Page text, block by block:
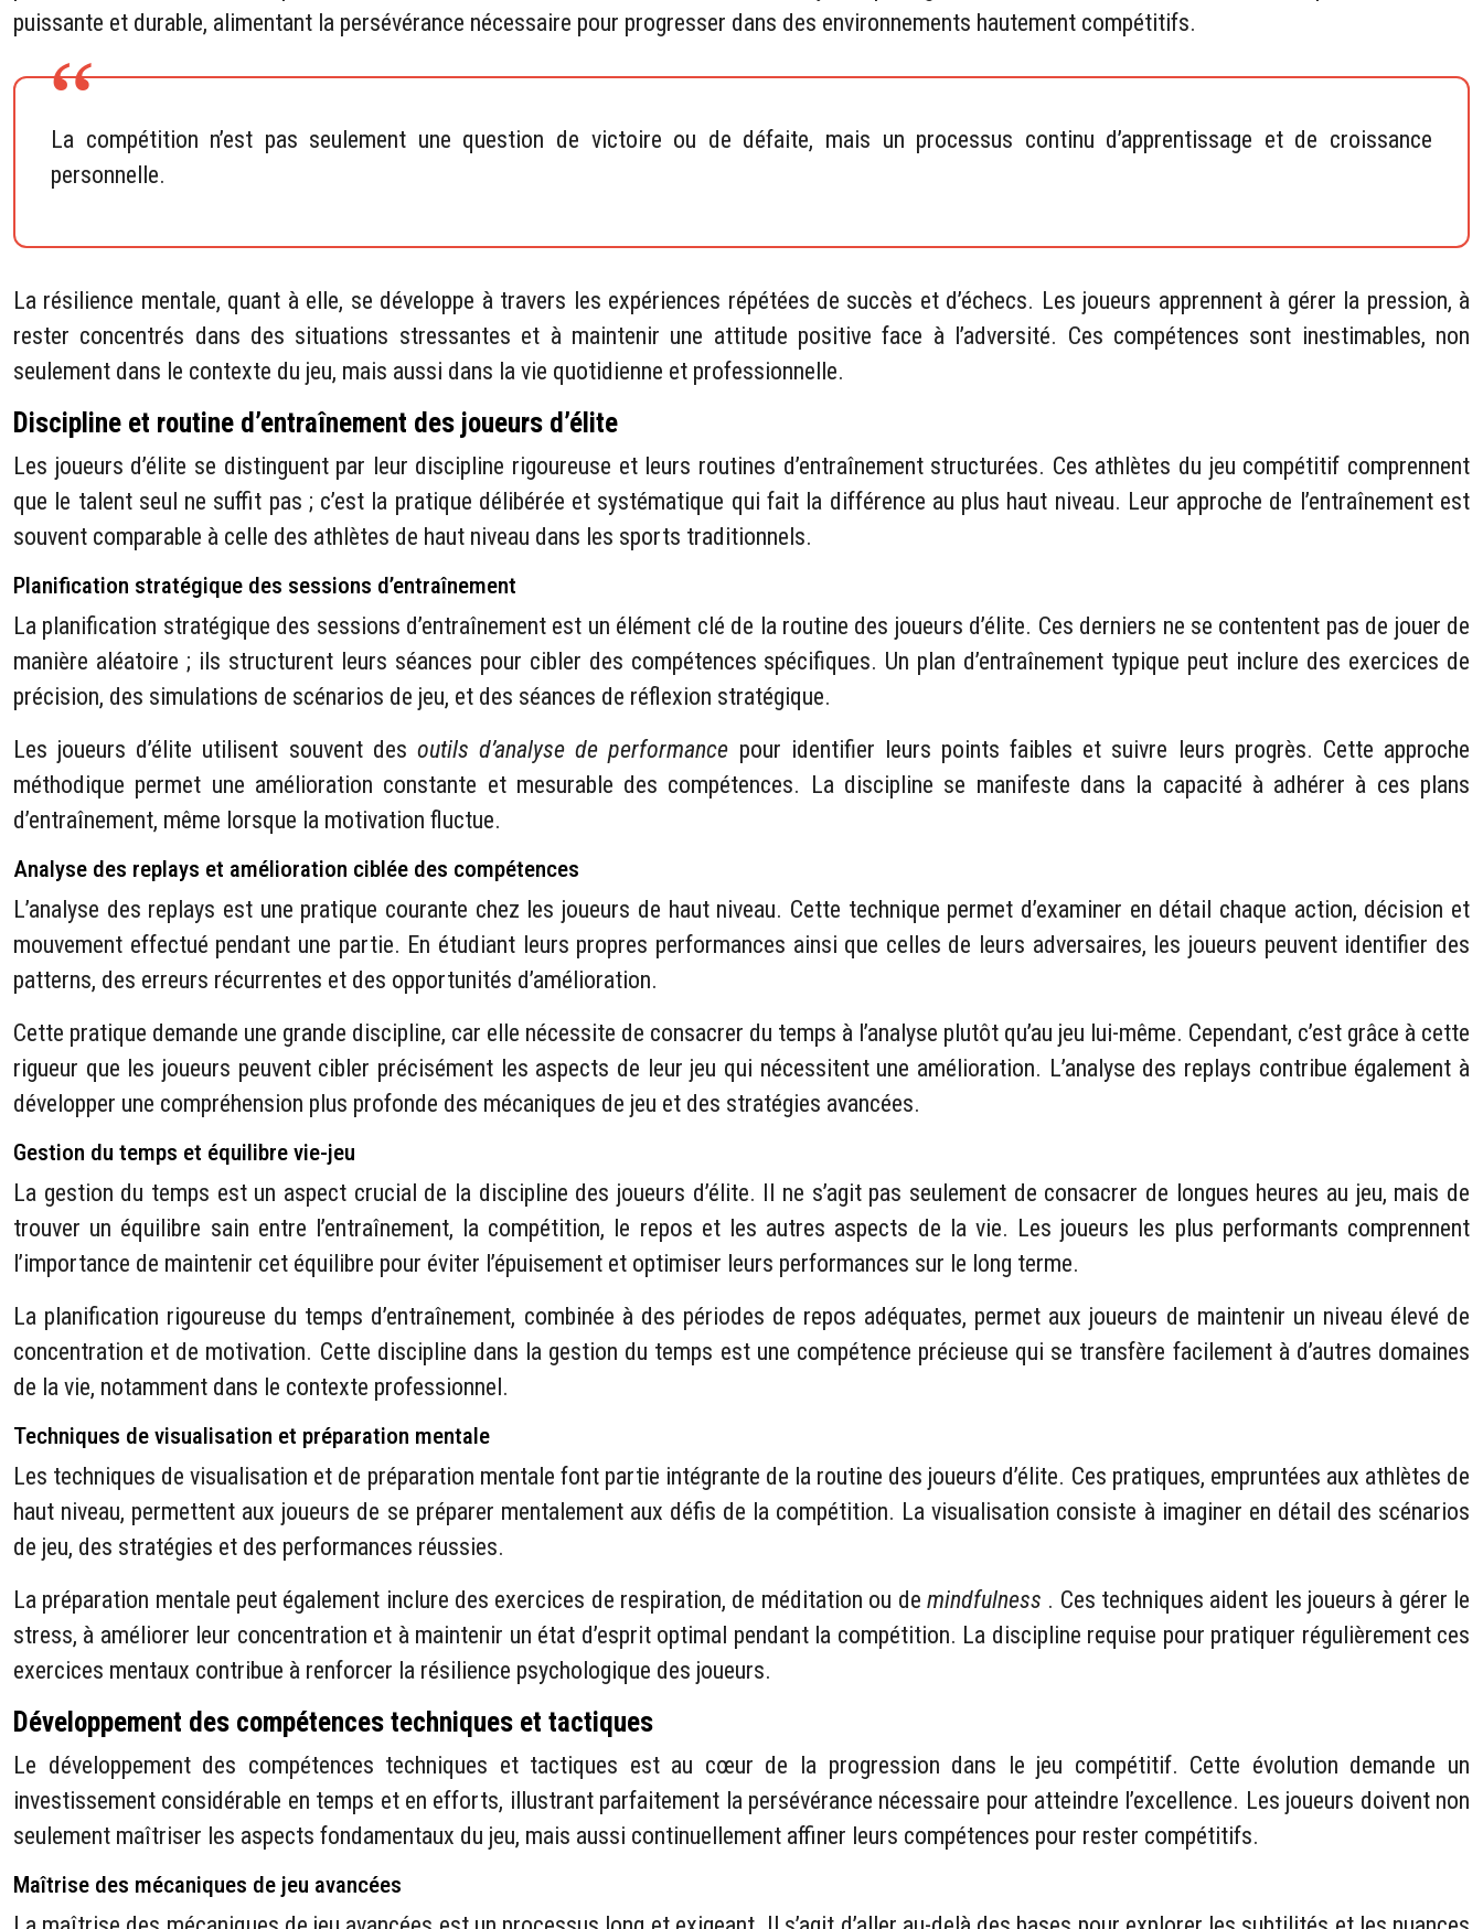
puissante et durable, alimentant la persévérance nécessaire pour progresser dans des environnements hautement compétitifs.
La compétition n’est pas seulement une question de victoire ou de défaite, mais un processus continu d’apprentissage et de croissance
personnelle.
La résilience mentale, quant à elle, se développe à travers les expériences répétées de succès et d’échecs. Les joueurs apprennent à gérer la pression, à
rester concentrés dans des situations stressantes et à maintenir une attitude positive face à l’adversité. Ces compétences sont inestimables, non
seulement dans le contexte du jeu, mais aussi dans la vie quotidienne et professionnelle.
Discipline et routine d’entraînement des joueurs d’élite
Les joueurs d’élite se distinguent par leur discipline rigoureuse et leurs routines d’entraînement structurées. Ces athlètes du jeu compétitif comprennent
que le talent seul ne suffit pas ; c’est la pratique délibérée et systématique qui fait la différence au plus haut niveau. Leur approche de l’entraînement est
souvent comparable à celle des athlètes de haut niveau dans les sports traditionnels.
Planification stratégique des sessions d’entraînement
La planification stratégique des sessions d’entraînement est un élément clé de la routine des joueurs d’élite. Ces derniers ne se contentent pas de jouer de
manière aléatoire ; ils structurent leurs séances pour cibler des compétences spécifiques. Un plan d’entraînement typique peut inclure des exercices de
précision, des simulations de scénarios de jeu, et des séances de réflexion stratégique.
Les joueurs d’élite utilisent souvent des outils d’analyse de performance pour identifier leurs points faibles et suivre leurs progrès. Cette approche
méthodique permet une amélioration constante et mesurable des compétences. La discipline se manifeste dans la capacité à adhérer à ces plans
d’entraînement, même lorsque la motivation fluctue.
Analyse des replays et amélioration ciblée des compétences
L’analyse des replays est une pratique courante chez les joueurs de haut niveau. Cette technique permet d’examiner en détail chaque action, décision et
mouvement effectué pendant une partie. En étudiant leurs propres performances ainsi que celles de leurs adversaires, les joueurs peuvent identifier des
patterns, des erreurs récurrentes et des opportunités d’amélioration.
Cette pratique demande une grande discipline, car elle nécessite de consacrer du temps à l’analyse plutôt qu’au jeu lui-même. Cependant, c’est grâce à cette
rigueur que les joueurs peuvent cibler précisément les aspects de leur jeu qui nécessitent une amélioration. L’analyse des replays contribue également à
développer une compréhension plus profonde des mécaniques de jeu et des stratégies avancées.
Gestion du temps et équilibre vie-jeu
La gestion du temps est un aspect crucial de la discipline des joueurs d’élite. Il ne s’agit pas seulement de consacrer de longues heures au jeu, mais de
trouver un équilibre sain entre l’entraînement, la compétition, le repos et les autres aspects de la vie. Les joueurs les plus performants comprennent
l’importance de maintenir cet équilibre pour éviter l’épuisement et optimiser leurs performances sur le long terme.
La planification rigoureuse du temps d’entraînement, combinée à des périodes de repos adéquates, permet aux joueurs de maintenir un niveau élevé de
concentration et de motivation. Cette discipline dans la gestion du temps est une compétence précieuse qui se transfère facilement à d’autres domaines
de la vie, notamment dans le contexte professionnel.
Techniques de visualisation et préparation mentale
Les techniques de visualisation et de préparation mentale font partie intégrante de la routine des joueurs d’élite. Ces pratiques, empruntées aux athlètes de
haut niveau, permettent aux joueurs de se préparer mentalement aux défis de la compétition. La visualisation consiste à imaginer en détail des scénarios
de jeu, des stratégies et des performances réussies.
La préparation mentale peut également inclure des exercices de respiration, de méditation ou de mindfulness . Ces techniques aident les joueurs à gérer le
stress, à améliorer leur concentration et à maintenir un état d’esprit optimal pendant la compétition. La discipline requise pour pratiquer régulièrement ces
exercices mentaux contribue à renforcer la résilience psychologique des joueurs.
Développement des compétences techniques et tactiques
Le développement des compétences techniques et tactiques est au cœur de la progression dans le jeu compétitif. Cette évolution demande un
investissement considérable en temps et en efforts, illustrant parfaitement la persévérance nécessaire pour atteindre l’excellence. Les joueurs doivent non
seulement maîtriser les aspects fondamentaux du jeu, mais aussi continuellement affiner leurs compétences pour rester compétitifs.
Maîtrise des mécaniques de jeu avancées